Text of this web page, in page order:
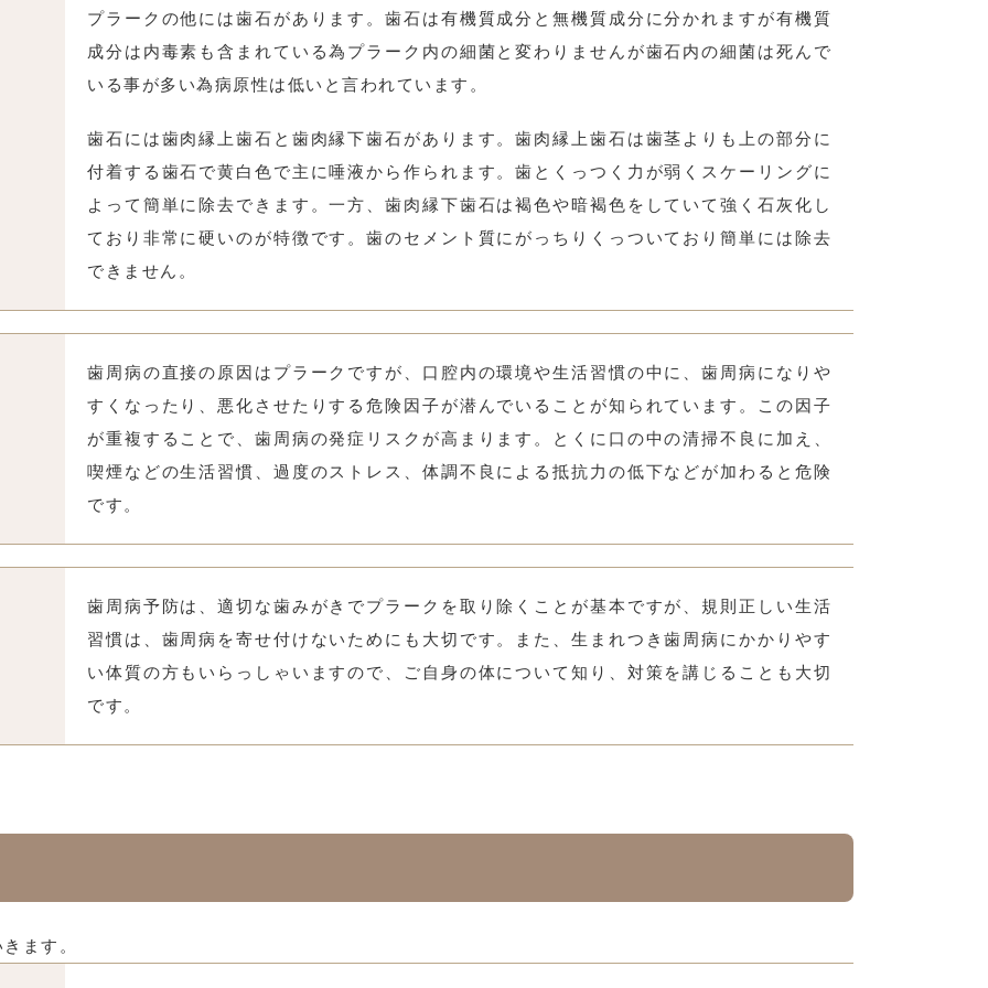
プラークの他には歯石があります。歯石は有機質成分と無機質成分に分かれますが有機質
成分は内毒素も含まれている為プラーク内の細菌と変わりませんが歯石内の細菌は死んで
いる事が多い為病原性は低いと言われています。
歯石には歯肉縁上歯石と歯肉縁下歯石があります。歯肉縁上歯石は歯茎よりも上の部分に
付着する歯石で黄白色で主に唾液から作られます。歯とくっつく力が弱くスケーリングに
よって簡単に除去できます。一方、歯肉縁下歯石は褐色や暗褐色をしていて強く石灰化し
ており非常に硬いのが特徴です。歯のセメント質にがっちりくっついており簡単には除去
できません。
歯周病の直接の原因はプラークですが、口腔内の環境や生活習慣の中に、歯周病になりや
すくなったり、悪化させたりする危険因子が潜んでいることが知られています。この因子
が重複することで、歯周病の発症リスクが高まります。とくに口の中の清掃不良に加え、
喫煙などの生活習慣、過度のストレス、体調不良による抵抗力の低下などが加わると危険
です。
歯周病予防は、適切な歯みがきでプラークを取り除くことが基本ですが、規則正しい生活
習慣は、歯周病を寄せ付けないためにも大切です。また、生まれつき歯周病にかかりやす
い体質の方もいらっしゃいますので、ご自身の体について知り、対策を講じることも大切
です。
ます。